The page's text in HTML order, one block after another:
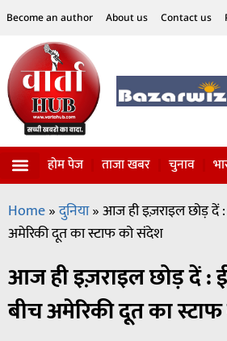
Become an author About us Contact us
होम पेज ताजा खबर चुनाव
Home»दुनिया»आज ही इज़राइल छोड़ दें
अमेरिकी दूत का स्टाफ को संदेश
आज ही इज़राइल छोड़ दें :
बीच अमेरिकी दूत का